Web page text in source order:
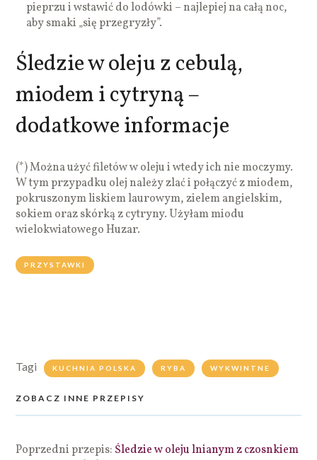
pieprzu i wstawić do lodówki – najlepiej na całą noc,
aby smaki „się przegryzły”.
Śledzie w oleju z cebulą,
miodem i cytryną –
dodatkowe informacje
(*) Można użyć filetów w oleju i wtedy ich nie moczymy.
W tym przypadku olej należy zlać i połączyć z miodem,
pokruszonym liskiem laurowym, zielem angielskim,
sokiem oraz skórką z cytryny. Użyłam miodu
wielokwiatowego Huzar.
PRZYSTAWKI
Tagi KUCHNIA POLSKA RYBA WYKWINTNE
ZOBACZ INNE PRZEPISY
Poprzedni przepis: Śledzie w oleju lnianym z czosnkiem